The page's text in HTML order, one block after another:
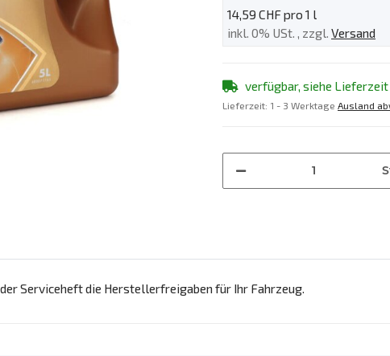
14,59 CHF pro 1 l
inkl. 0% USt. , zzgl. Versand
verfügbar, siehe Lieferzeit
Lieferzeit: 1 - 3 Werktage Ausland
Serviceheft die Herstellerfreigaben für Ihr Fahrzeug.